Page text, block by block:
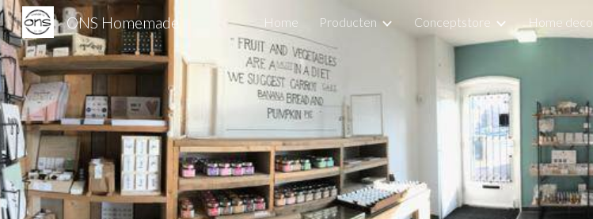
Skip to main content
ONS Homemade Home Producten Conceptstore Home deco